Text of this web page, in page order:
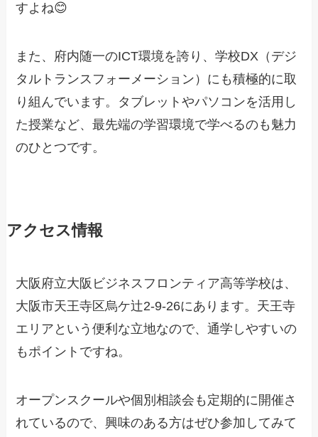
すよね😊
また、府内随一のICT環境を誇り、学校DX（デジ
タルトランスフォーメーション）にも積極的に取
り組んでいます。タブレットやパソコンを活用し
た授業など、最先端の学習環境で学べるのも魅力
のひとつです。
アクセス情報
大阪府立大阪ビジネスフロンティア高等学校は、
大阪市天王寺区烏ケ辻2-9-26にあります。天王寺
エリアという便利な立地なので、通学しやすいの
もポイントですね。
オープンスクールや個別相談会も定期的に開催さ
れているので、興味のある方はぜひ参加してみて